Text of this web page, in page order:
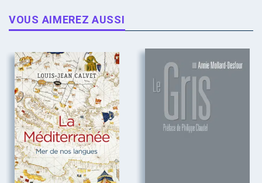
VOUS AIMEREZ AUSSI